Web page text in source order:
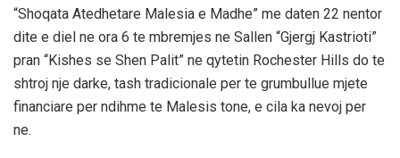
“Shoqata Atedhetare Malesia e Madhe” me daten 22 nentor
dite e diel ne ora 6 te mbremjes ne Sallen “Gjergj Kastrioti”
pran “Kishes se Shen Palit” ne qytetin Rochester Hills do te
shtroj nje darke, tash tradicionale per te grumbullue mjete
financiare per ndihme te Malesis tone, e cila ka nevoj per
ne.